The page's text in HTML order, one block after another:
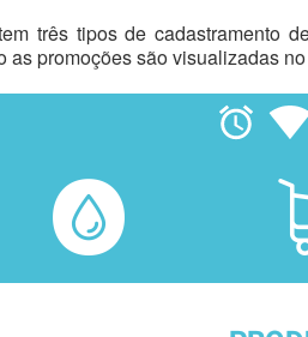
três tipos de cadastramento
as promoções são visualizadas